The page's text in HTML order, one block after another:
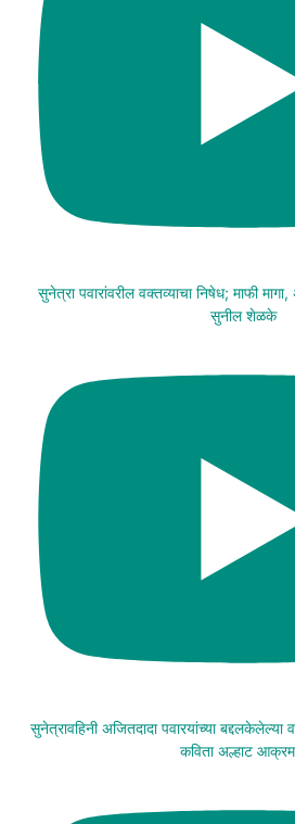
सुनेत्रा पवारांवरील वक्तव्याचा निषेध; माफी
सुनील शेळके
सुनेत्रावहिनी अजितदादा पवारयांच्या बद्दलकेलेल्या
कविता अल्हाट